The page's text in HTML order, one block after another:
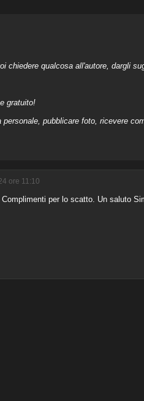
chiedere qualcosa all'autore, dargli
gratuito!
pubblicare foto, ricevere
ore 11:10
per lo scatto. Un saluto